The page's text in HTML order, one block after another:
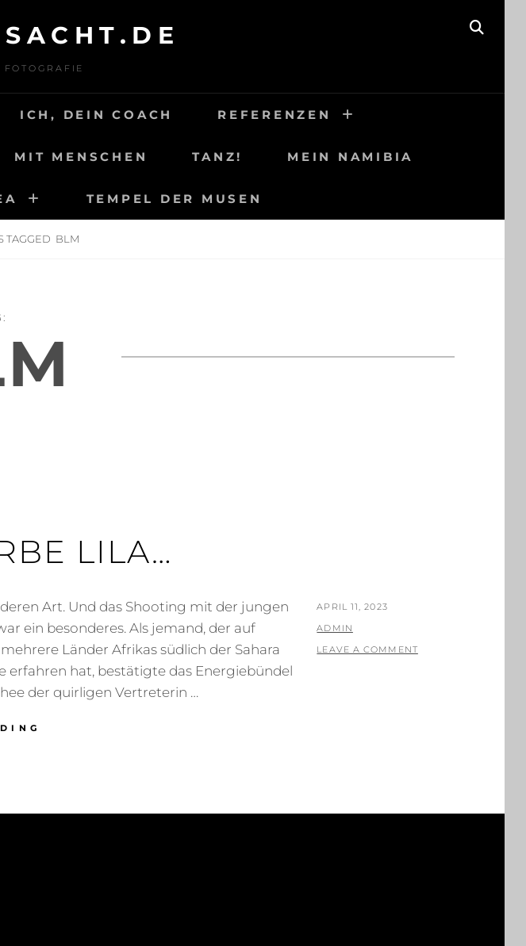
ICH, DEIN COACH REFERENZEN
MIT MENSCHEN TANZ! MEIN NAMIBIA
TEMPEL DER MUSEN
TAGGED BLM
LILA…
Art. Und das Shooting mit der jungen
ein besonderes. Als jemand, der auf
Länder Afrikas südlich der Sahara
erfahren hat, bestätigte das Energiebündel
der quirligen Vertreterin …
POSTED
ON
APRIL 11, 2023
BY
ADMIN
LEAVE A COMMENT